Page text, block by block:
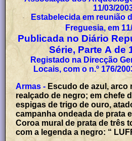
11/03/
Estabelecida em reunião
Freguesia, em
Publicada no Diário
Série, Parte A de
Registado na Direcção
Locais, com o n.º 176/
Armas - Escudo de azul, arco
realçado de negro; em chefe
espigas de trigo de ouro,
campanha ondeada de prata
Coroa mural de prata de três
com a legenda a negro: “